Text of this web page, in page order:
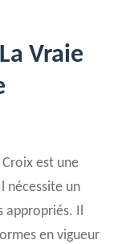
Vraie
est une
nécessite un
appropriés. Il
en vigueur